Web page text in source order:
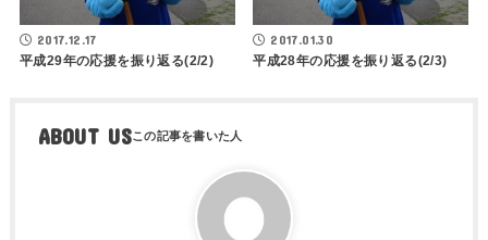
2017.12.17
平成29年の応援を振り返る(2/2)
2017.01.30
平成28年の応援を振り返る(2/3)
ABOUT US